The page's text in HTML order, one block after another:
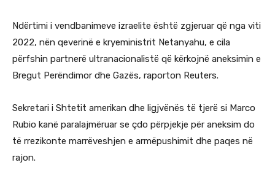
Ndërtimi i vendbanimeve izraelite është zgjeruar që nga viti
2022, nën qeverinë e kryeministrit Netanyahu, e cila
përfshin partnerë ultranacionalistë që kërkojnë aneksimin e
Bregut Perëndimor dhe Gazës, raporton Reuters.
Sekretari i Shtetit amerikan dhe ligjvënës të tjerë si Marco
Rubio kanë paralajmëruar se çdo përpjekje për aneksim do
të rrezikonte marrëveshjen e armëpushimit dhe paqes në
rajon.